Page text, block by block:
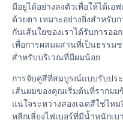
มีอยู่ได้อย่างลงตัวเพื่อให้ได้เ
ด้วยตา เหมาะอย่างยิ่งสำหรับ
กันเส้นใยของเราได้รับการอ
เพื่อการผสมผสานที่เป็นธรรม
สำหรับบริเวณที่มีผมน้อย
การจับคู่สีที่สมบูรณ์แบบรับประ
เส้นผมของคุณเริ่มต้นที่รากผม
แน่ใจระหว่างสองเฉดสีใช่ไห
หลีกเลี่ยงไฟเบอร์ที่มีน้ำหนักเ